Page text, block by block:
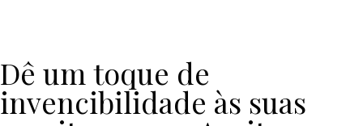
Dê um toque de
invencibilidade às suas